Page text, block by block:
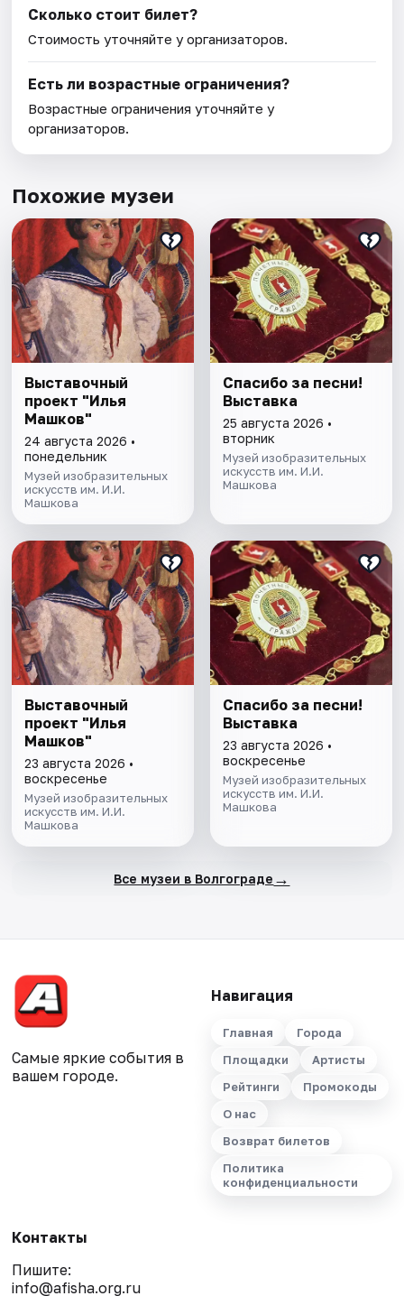
Сколько стоит билет?
Стоимость уточняйте у организаторов.
Есть ли возрастные ограничения?
Возрастные ограничения уточняйте у
организаторов.
Похожие музеи
Выставочный
проект "Илья
Машков"
24 августа 2026 •
понедельник
Музей изобразительных
искусств им. И.И.
Машкова
Спасибо за песни!
Выставка
25 августа 2026 •
вторник
Музей изобразительных
искусств им. И.И.
Машкова
Выставочный
проект "Илья
Машков"
23 августа 2026 •
воскресенье
Музей изобразительных
искусств им. И.И.
Машкова
Спасибо за песни!
Выставка
23 августа 2026 •
воскресенье
Музей изобразительных
искусств им. И.И.
Машкова
Все музеи в Волгограде →
Самые яркие события в
вашем городе.
Навигация
Главная
Города
Площадки
Артисты
Рейтинги
Промокоды
О нас
Возврат билетов
Политика
конфиденциальности
Контакты
Пишите:
info@afisha.org.ru